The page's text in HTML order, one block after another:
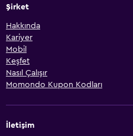
Şirket
Hakkında
Kariyer
Mobil
Keşfet
Nasıl Çalışır
Momondo Kupon Kodları
İletişim